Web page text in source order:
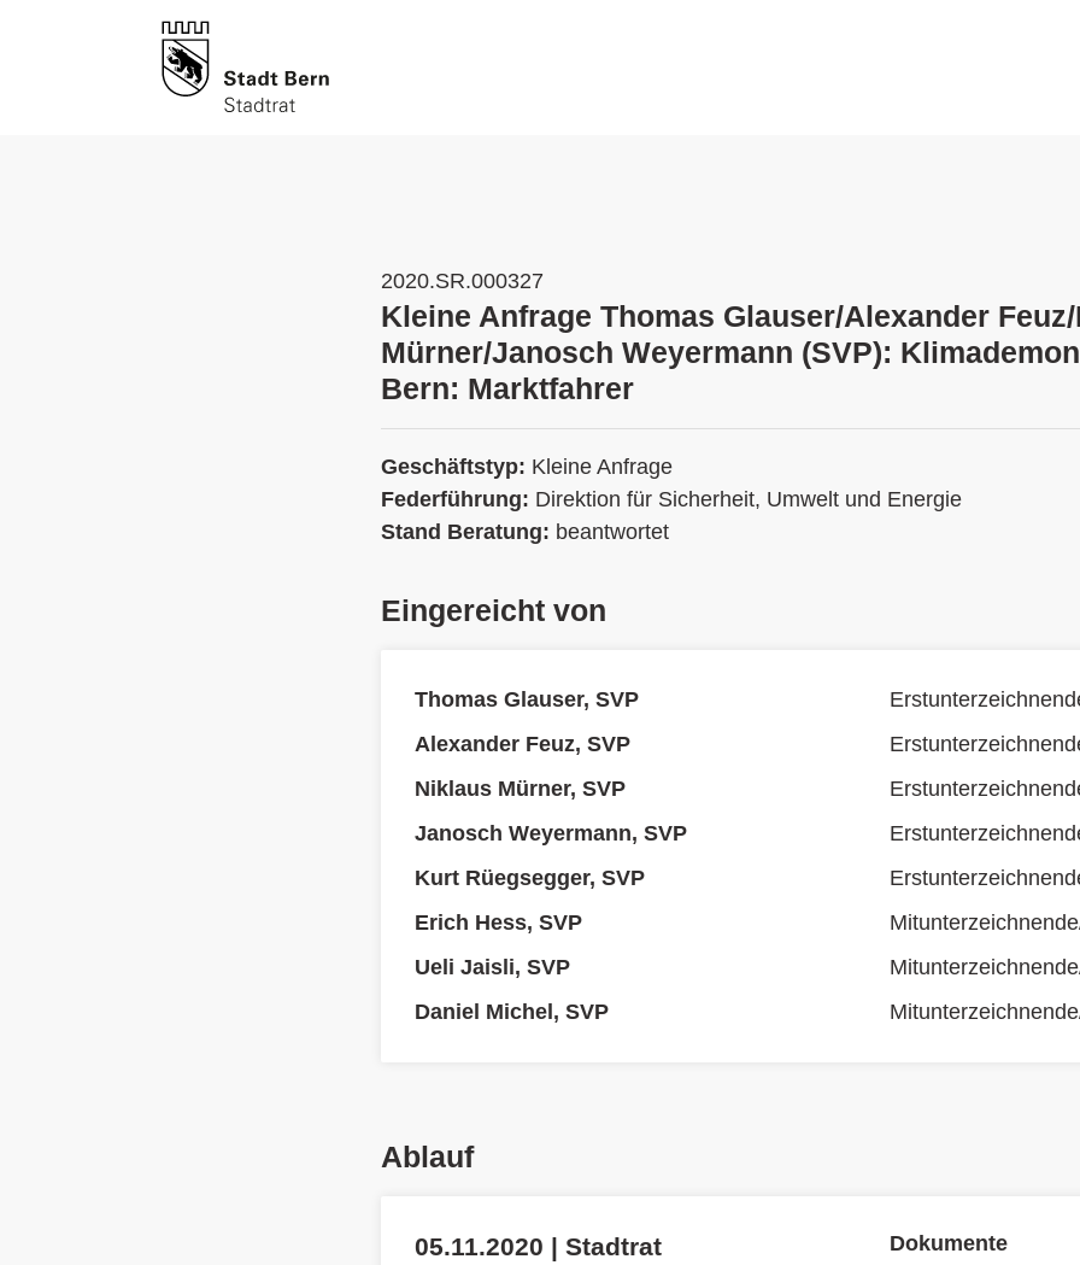
2020.SR.000327
Kleine Anfrage Thomas Glauser/Alexander
Mürner/Janosch Weyermann (SVP):
Bern: Marktfahrer
Geschäftstyp: Kleine Anfrage
Federführung: Direktion für Sicherheit, Umwelt und Energie
Stand Beratung: beantwortet
Eingereicht von
Thomas Glauser, SVP
Alexander Feuz, SVP
Niklaus Mürner, SVP
Janosch Weyermann, SVP
Kurt Rüegsegger, SVP
Erich Hess, SVP
Ueli Jaisli, SVP
Daniel Michel, SVP
Ablauf
05.11.2020 | Stadtrat
Dokumente